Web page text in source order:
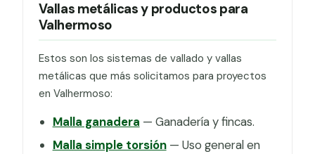
Vallas metálicas y productos para
Valhermoso
Estos son los sistemas de vallado y vallas
metálicas que más solicitamos para proyectos
en Valhermoso:
Malla ganadera — Ganadería y fincas.
Malla simple torsión— Uso general en